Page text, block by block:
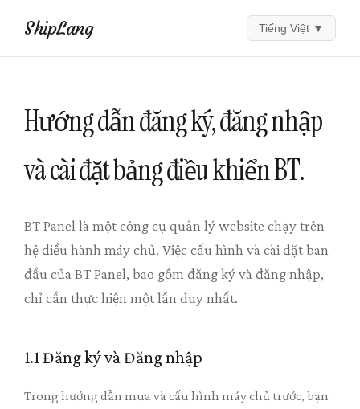
ShipLang Tiếng Việt ▼
Hướng dẫn đăng ký, đăng nhập
và cài đặt bảng điều khiển BT.
BT Panel là một công cụ quản lý website chạy trên
hệ điều hành máy chủ. Việc cấu hình và cài đặt ban
đầu của BT Panel, bao gồm đăng ký và đăng nhập,
chỉ cần thực hiện một lần duy nhất.
1.1 Đăng ký và Đăng nhập
Trong hướng dẫn mua và cấu hình máy chủ trước, bạn